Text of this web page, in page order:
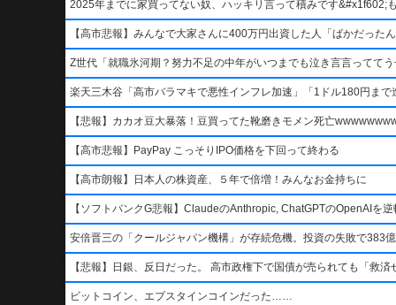
2025年までに家買ってない奴、ハッキリ言って積みです
【高市悲報】みんなで大家さんに400万円出資した人「ばかだった
Z世代「就職氷河期？努力不足の中年がいつまでも泣き言言ってて
楽天三木谷「高市バラマキで悪性インフレ加速」「1ドル180円ま
【悲報】カカオ豆大暴落！豆買ってた靴磨きモメン死亡
【高市悲報】PayPay こっそりIPO価格を下回って終わる
【高市朗報】日本人の株資産、５年で倍増！みんなお金持ちに
【ソフトバンクG悲報】ClaudeのAnthropic, ChatGPTのOpenAI
安倍晋三の「クールジャパン機構」が存続危機。投資の失敗で383
【悲報】日銀、反日だった。 高市政権下で国債が売られても「救済
ビットコイン、エプスタインコインだった……